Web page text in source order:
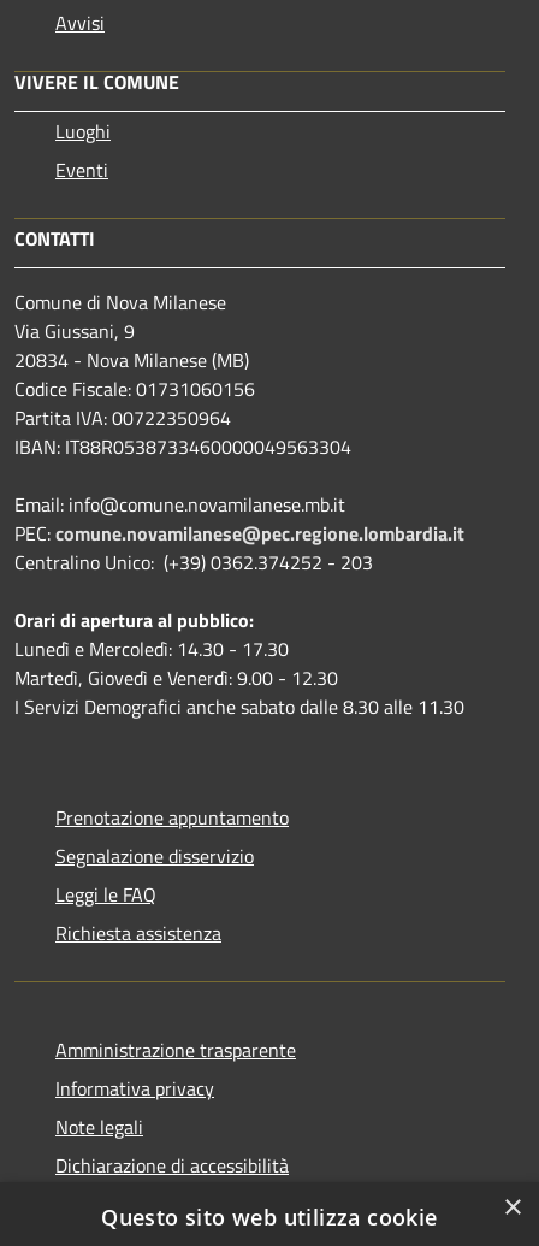
Avvisi
VIVERE IL COMUNE
Luoghi
Eventi
CONTATTI
Comune di Nova Milanese
Via Giussani, 9
20834 - Nova Milanese (MB)
Codice Fiscale: 01731060156
Partita IVA: 00722350964
IBAN: IT88R0538733460000049563304
Email: info@comune.novamilanese.mb.it
PEC:comune.novamilanese@pec.regione.lombardia.it
Centralino Unico: (+39) 0362.374252 - 203
Orari di apertura al pubblico:
Lunedì e Mercoledì: 14.30 - 17.30
Martedì, Giovedì e Venerdì: 9.00 - 12.30
I Servizi Demografici anche sabato dalle 8.30 alle 11.30
Prenotazione appuntamento
Segnalazione disservizio
Leggi le FAQ
Richiesta assistenza
Amministrazione trasparente
Informativa privacy
Note legali
Dichiarazione di accessibilità
×
Questo sito web utilizza cookie